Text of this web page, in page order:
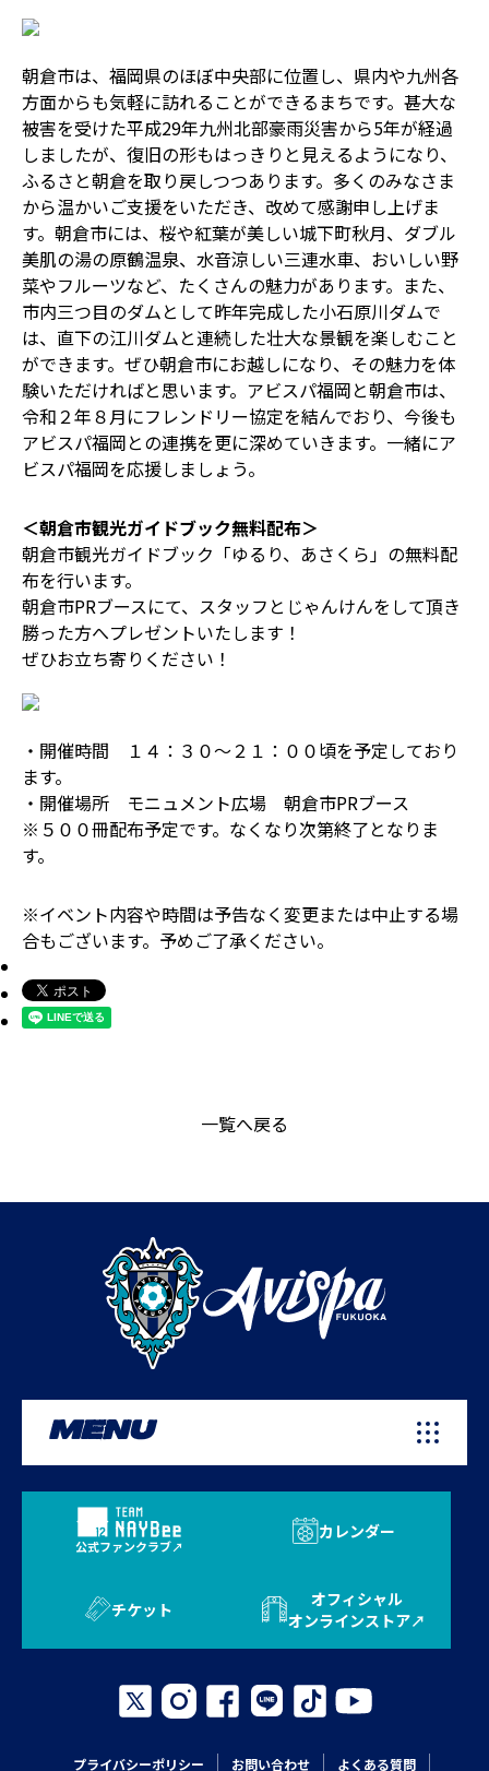
朝倉市は、福岡県のほぼ中央部に位置し、県内や九州各
方面からも気軽に訪れることができるまちです。甚大な
被害を受けた平成29年九州北部豪雨災害から5年が経過
しましたが、復旧の形もはっきりと見えるようになり、
ふるさと朝倉を取り戻しつつあります。多くのみなさま
から温かいご支援をいただき、改めて感謝申し上げま
す。朝倉市には、桜や紅葉が美しい城下町秋月、ダブル
美肌の湯の原鶴温泉、水音涼しい三連水車、おいしい野
菜やフルーツなど、たくさんの魅力があります。また、
市内三つ目のダムとして昨年完成した小石原川ダムで
は、直下の江川ダムと連続した壮大な景観を楽しむこと
ができます。ぜひ朝倉市にお越しになり、その魅力を体
験いただければと思います。アビスパ福岡と朝倉市は、
令和２年８月にフレンドリー協定を結んでおり、今後も
アビスパ福岡との連携を更に深めていきます。一緒にア
ビスパ福岡を応援しましょう。
＜朝倉市観光ガイドブック無料配布＞
朝倉市観光ガイドブック「ゆるり、あさくら」の無料配
布を行います。
朝倉市PRブースにて、スタッフとじゃんけんをして頂き
勝った方へプレゼントいたします！
ぜひお立ち寄りください！
・開催時間 １４：３０～２１：００頃を予定しており
ます。
・開催場所 モニュメント広場 朝倉市PRブース
※５００冊配布予定です。なくなり次第終了となりま
す。
※イベント内容や時間は予告なく変更または中止する場
合もございます。予めご了承ください。
一覧へ戻る
MENU
公式ファンクラブ
カレンダー
チケット
オフィシャル
オンラインストア
プライバシーポリシー お問い合わせ よくある質問